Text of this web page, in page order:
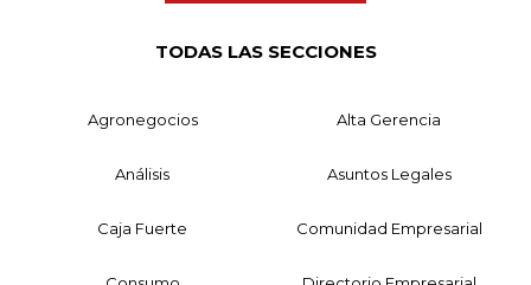
TODAS LAS SECCIONES
Agronegocios Alta Gerencia
Análisis Asuntos Legales
Caja Fuerte Comunidad Empresarial